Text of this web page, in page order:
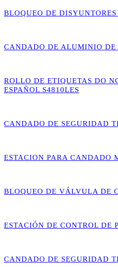
BLOQUEO DE
CANDADO DE ALUMINIO DE
ROLLO DE ETIQUETAS DO
ESPAÑOL S4810LES
CANDADO DE SEGURIDAD
ESTACION PARA CANDADO
BLOQUEO DE VÁLVULA DE
ESTACIÓN DE CONTROL DE
CANDADO DE SEGURIDAD